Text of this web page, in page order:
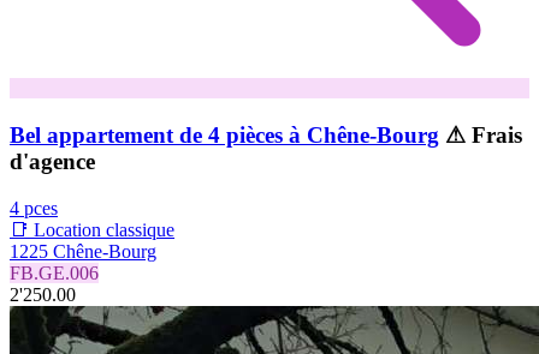
Bel appartement de 4 pièces à Chêne-Bourg ⚠ Frais
d'agence
4 pces
📑 Location classique
1225 Chêne-Bourg
FB.GE.006
2'250.00